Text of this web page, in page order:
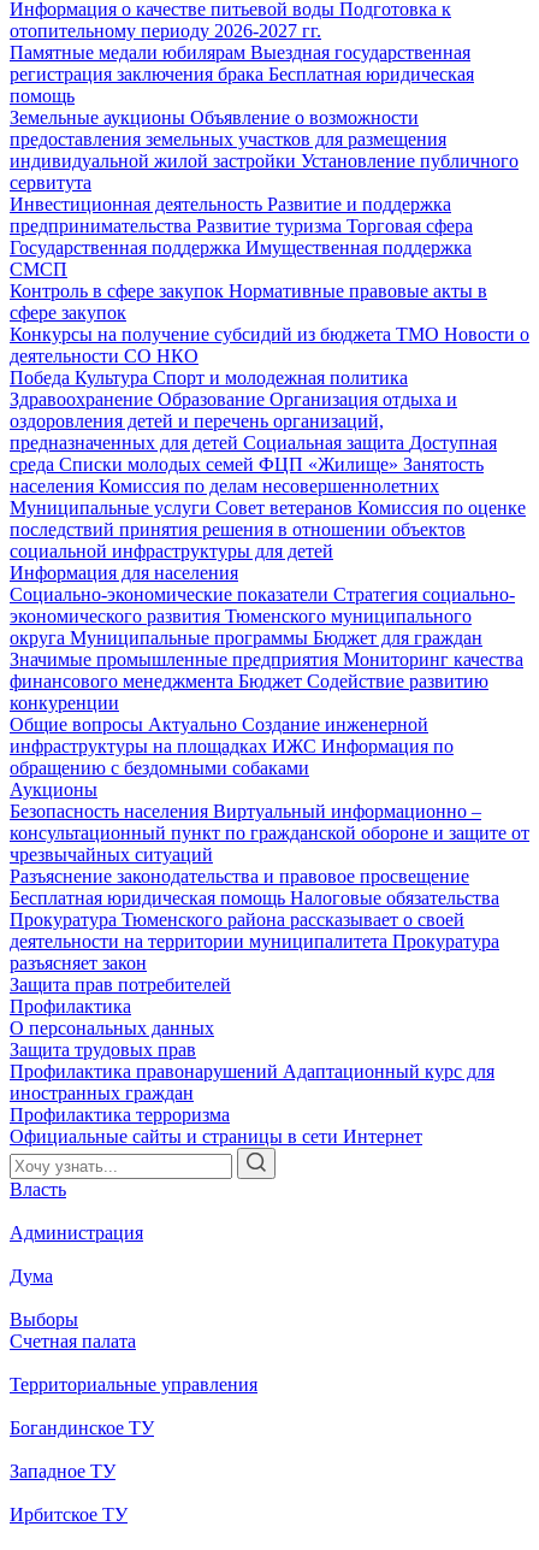
Информация о качестве питьевой воды Подготовка к
отопительному периоду 2026-2027 гг.
Памятные медали юбилярам Выездная государственная
регистрация заключения брака Бесплатная юридическая
помощь
Земельные аукционы Объявление о возможности
предоставления земельных участков для размещения
индивидуальной жилой застройки Установление публичного
сервитута
Инвестиционная деятельность Развитие и поддержка
предпринимательства Развитие туризма Торговая сфера
Государственная поддержка Имущественная поддержка
СМСП
Контроль в сфере закупок Нормативные правовые акты в
сфере закупок
Конкурсы на получение субсидий из бюджета ТМО Новости о
деятельности СО НКО
Победа Культура Спорт и молодежная политика
Здравоохранение Образование Организация отдыха и
оздоровления детей и перечень организаций,
предназначенных для детей Социальная защита Доступная
среда Списки молодых семей ФЦП «Жилище» Занятость
населения Комиссия по делам несовершеннолетних
Муниципальные услуги Совет ветеранов Комиссия по оценке
последствий принятия решения в отношении объектов
социальной инфраструктуры для детей
Информация для населения
Социально-экономические показатели Стратегия социально-
экономического развития Тюменского муниципального
округа Муниципальные программы Бюджет для граждан
Значимые промышленные предприятия Мониторинг качества
финансового менеджмента Бюджет Содействие развитию
конкуренции
Общие вопросы Актуально Создание инженерной
инфраструктуры на площадках ИЖС Информация по
обращению с бездомными собаками
Аукционы
Безопасность населения Виртуальный информационно –
консультационный пункт по гражданской обороне и защите от
чрезвычайных ситуаций
Разъяснение законодательства и правовое просвещение
Бесплатная юридическая помощь Налоговые обязательства
Прокуратура Тюменского района рассказывает о своей
деятельности на территории муниципалитета Прокуратура
разъясняет закон
Защита прав потребителей
Профилактика
О персональных данных
Защита трудовых прав
Профилактика правонарушений Адаптационный курс для
иностранных граждан
Профилактика терроризма
Официальные сайты и страницы в сети Интернет
Власть
Администрация
Дума
Выборы
Счетная палата
Территориальные управления
Богандинское ТУ
Западное ТУ
Ирбитское ТУ